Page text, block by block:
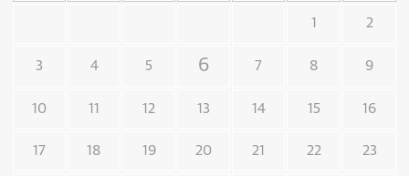
1 2
3 4 5 6 7 8 9
10 11 12 13 14 15 16
17 18 19 20 21 22 23